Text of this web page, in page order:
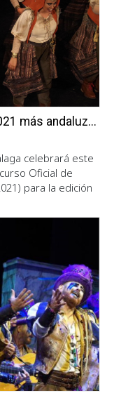
más andaluz...
celebrará este
Oficial de
para la edición